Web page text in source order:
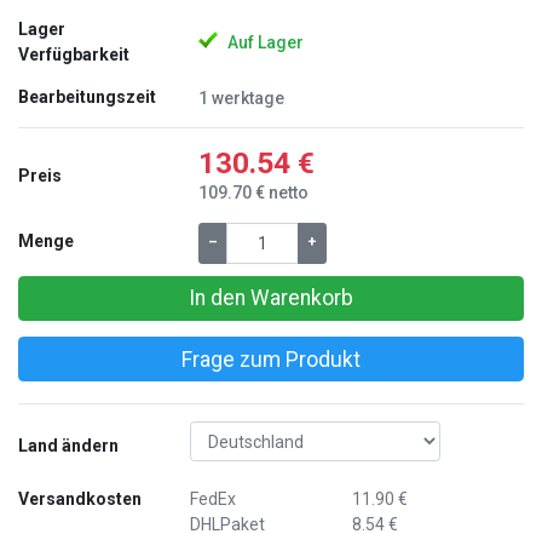
Lager
Verfügbarkeit
Auf Lager
Bearbeitungszeit 1 werktage
Preis 130.54 €
109.70 € netto
Menge – +
In den Warenkorb
Frage zum Produkt
Land ändern
Versandkosten
FedEx
DHLPaket
11.90 €
8.54 €